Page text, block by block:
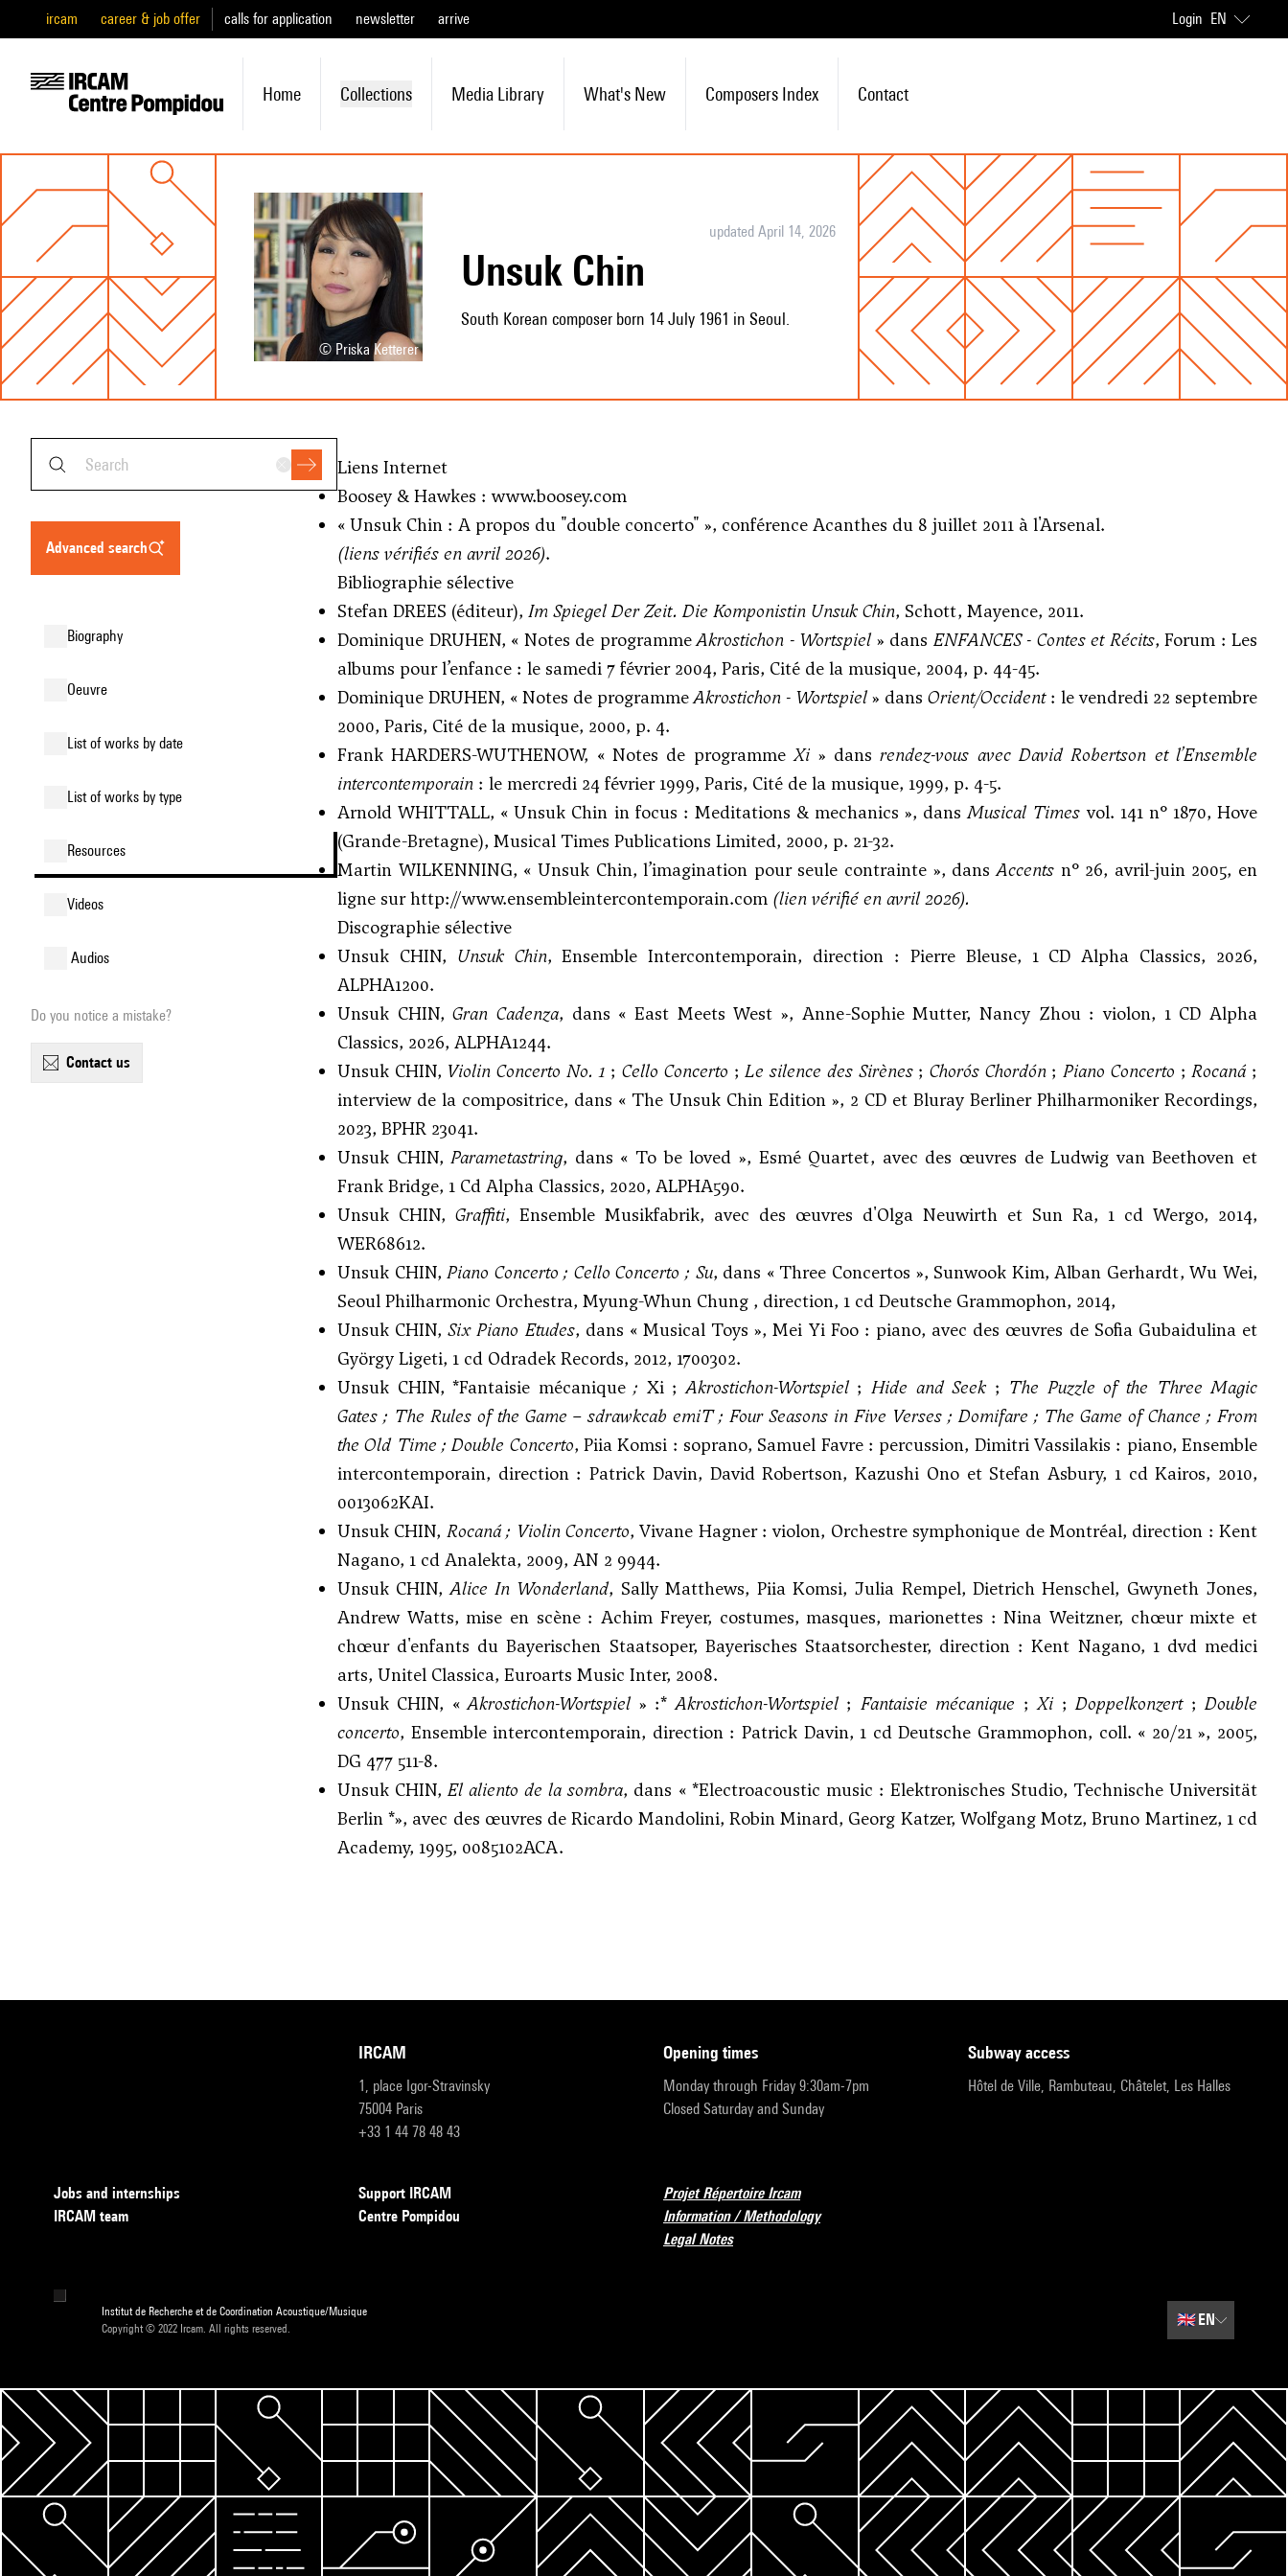
ircam career & job offer calls for application newsletter arrive Login EN
Home Collections Media Library What's New Composers Index Contact
© Priska Ketterer
updated April 14, 2026
Unsuk Chin
South Korean composer born 14 July 1961 in Seoul.
advanced search
biography
oeuvre
list of works by date
list of works by type
resources
videos
audios
Do you notice a mistake?
contact us
Liens Internet
Boosey & Hawkes :www.boosey.com
« Unsuk Chin : A propos du "double concerto" », conférence Acanthes du 8 juillet 2011 à l'Arsenal.
(liens vérifiés en avril 2026).
Bibliographie sélective
Stefan DREES (éditeur), Im Spiegel Der Zeit. Die Komponistin Unsuk Chin, Schott, Mayence, 2011.
Dominique DRUHEN, « Notes de programmeAkrostichon - Wortspiel» dans ENFANCES - Contes et Récits, Forum : Les
albums pour l’enfance : le samedi 7 février 2004, Paris, Cité de la musique, 2004, p. 44-45.
Dominique DRUHEN, « Notes de programmeAkrostichon - Wortspiel» dans Orient/Occident: le vendredi 22 septembre
2000, Paris, Cité de la musique, 2000, p. 4.
Frank HARDERS-WUTHENOW, « Notes de programmeXi » dansrendez-vous avec David Robertson et l’Ensemble
intercontemporain : le mercredi 24 février 1999, Paris, Cité de la musique, 1999, p. 4-5.
Arnold WHITTALL, « Unsuk Chin in focus : Meditations & mechanics », dansMusical Times vol. 141 n° 1870, Hove
(Grande-Bretagne), Musical Times Publications Limited, 2000, p. 21-32.
Martin WILKENNING, « Unsuk Chin, l’imagination pour seule contrainte », dansAccentsn° 26, avril-juin 2005, en
ligne surhttp://www.ensembleintercontemporain.com (lien vérifié en avril 2026).
Discographie sélective
Unsuk CHIN, Unsuk Chin, Ensemble Intercontemporain, direction : Pierre Bleuse, 1 CD Alpha Classics, 2026,
ALPHA1200.
Unsuk CHIN,Gran Cadenza, dans « East Meets West », Anne-Sophie Mutter, Nancy Zhou : violon, 1 CD Alpha
Classics, 2026, ALPHA1244.
Unsuk CHIN, Violin Concerto No. 1 ;Cello Concerto ;Le silence des Sirènes; Chorós Chordón;Piano Concerto ;Rocaná;
interview de la compositrice, dans « The Unsuk Chin Edition », 2 CD et Bluray Berliner Philharmoniker Recordings,
2023, BPHR 23041.
Unsuk CHIN,Parametastring, dans « To be loved », Esmé Quartet, avec des œuvres de Ludwig van Beethoven et
Frank Bridge, 1 Cd Alpha Classics, 2020, ALPHA590.
Unsuk CHIN, Graffiti, Ensemble Musikfabrik, avec des œuvres d'Olga Neuwirth et Sun Ra, 1 cd Wergo, 2014,
WER68612.
Unsuk CHIN,Piano Concerto ; Cello Concerto ; Su, dans « Three Concertos », Sunwook Kim, Alban Gerhardt, Wu Wei,
Seoul Philharmonic Orchestra, Myung-Whun Chung , direction, 1 cd Deutsche Grammophon, 2014,
Unsuk CHIN,Six Piano Etudes, dans « Musical Toys », Mei Yi Foo : piano, avec des œuvres de Sofia Gubaidulina et
György Ligeti, 1 cd Odradek Records, 2012, 1700302.
Unsuk CHIN, *Fantaisie mécanique; Xi ;Akrostichon-Wortspiel;Hide and Seek ; The Puzzle of the Three Magic
Gates ; The Rules of the Game – sdrawkcab emiT;Four Seasons in Five Verses;Domifare ; The Game of Chance ;From
the Old Time ; Double Concerto, Piia Komsi : soprano, Samuel Favre : percussion, Dimitri Vassilakis : piano, Ensemble
intercontemporain, direction : Patrick Davin, David Robertson, Kazushi Ono et Stefan Asbury, 1 cd Kairos, 2010,
0013062KAI.
Unsuk CHIN, Rocaná; Violin Concerto, Vivane Hagner : violon, Orchestre symphonique de Montréal, direction : Kent
Nagano, 1 cd Analekta, 2009, AN 2 9944.
Unsuk CHIN,Alice In Wonderland, Sally Matthews, Piia Komsi, Julia Rempel, Dietrich Henschel, Gwyneth Jones,
Andrew Watts, mise en scène : Achim Freyer, costumes, masques, marionettes : Nina Weitzner, chœur mixte et
chœur d'enfants du Bayerischen Staatsoper, Bayerisches Staatsorchester, direction : Kent Nagano, 1 dvd medici
arts, Unitel Classica, Euroarts Music Inter, 2008.
Unsuk CHIN, «Akrostichon-Wortspiel» :*Akrostichon-Wortspiel; Fantaisie mécanique ;Xi ;Doppelkonzert;Double
concerto, Ensemble intercontemporain, direction : Patrick Davin, 1 cd Deutsche Grammophon, coll. « 20/21 », 2005,
DG 477 511-8.
Unsuk CHIN,El aliento de la sombra, dans « *Electroacoustic music : Elektronisches Studio, Technische Universität
Berlin *», avec des œuvres de Ricardo Mandolini, Robin Minard, Georg Katzer, Wolfgang Motz, Bruno Martinez, 1 cd
Academy, 1995, 0085102ACA.
IRCAM
1, place Igor-Stravinsky
75004 Paris
+33 1 44 78 48 43
opening times
Monday through Friday 9:30am-7pm
Closed Saturday and Sunday
subway access
Hôtel de Ville, Rambuteau, Châtelet, Les Halles
Jobs and internships
IRCAM team
Support IRCAM
Centre Pompidou
Projet Répertoire Ircam
Information / Methodology
Legal Notes
Institut de Recherche et de Coordination Acoustique/Musique
Copyright © 2022 Ircam. All rights reserved.
🇬🇧EN